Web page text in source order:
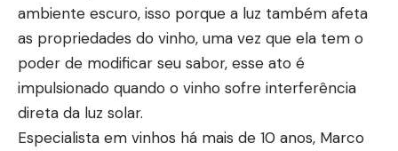
ambiente escuro, isso porque a luz também afeta
as propriedades do vinho, uma vez que ela tem o
poder de modificar seu sabor, esse ato é
impulsionado quando o vinho sofre interferência
direta da luz solar.
Especialista em vinhos há mais de 10 anos, Marco